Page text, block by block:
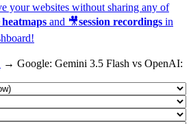
your websites without sharing any of
heatmaps and 🎥session recordings in
→ Google: Gemini 3.5 Flash vs OpenAI: